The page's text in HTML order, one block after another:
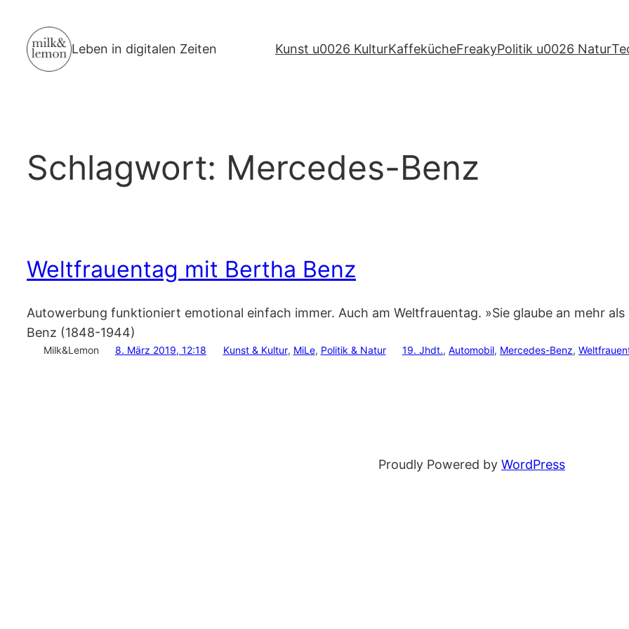
Inhalt
springen
Leben in digitalen Zeiten Kunst u0026 KulturKaffekücheFreakyPolitik u0026 Natur
Schlagwort: Mercedes-Benz
Weltfrauentag mit Bertha Benz
Autowerbung funktioniert emotional einfach immer. Auch am Weltfrauentag. »Sie glaube an mehr
Benz (1848-1944)
Milk&Lemon 8. März 2019, 12:18 Kunst & Kultur, MiLe, Politik & Natur 19. Jhdt., Automobil, Mercedes-Benz,
Proudly Powered by WordPress